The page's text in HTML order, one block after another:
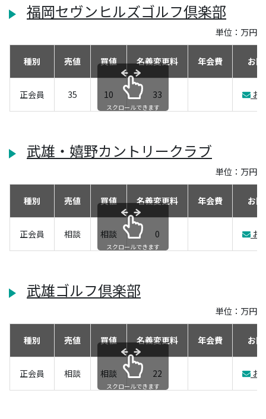
福岡セヴンヒルズゴルフ倶楽部
単位：万円
種別 売値 買値 名義変更料 年会費 お
正会員 35 10 33 お
スクロールできます
武雄・嬉野カントリークラブ
単位：万円
種別 売値 買値 名義変更料 年会費 お
正会員 相談 相談 0 お
スクロールできます
武雄ゴルフ倶楽部
単位：万円
種別 売値 買値 名義変更料 年会費 お
正会員 相談 相談 22 お
スクロールできます